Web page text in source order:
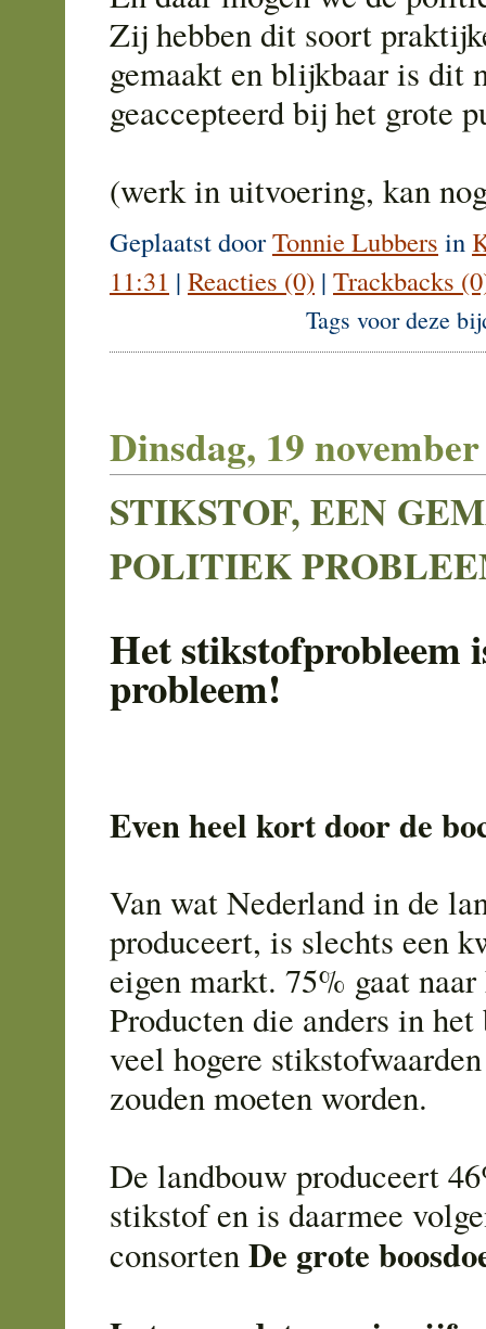
Zij hebben dit soort
gemaakt en blijkbaar is dit
geaccepteerd bij het grote
(werk in uitvoering, kan
Geplaatst doorTonnie Lubbers in
11:31 | Reacties (0) | Trackbacks
Tags voor deze
Dinsdag, 19
STIKSTOF, EEN
POLITIEK
Het stikstofprobleem
probleem!
Even heel kort door de
Van wat Nederland in de
produceert, is slechts een
eigen markt. 75% gaat
Producten die anders in
veel hogere
zouden moeten worden.
De landbouw produceert
stikstof en is daarmee
consortenDe grote